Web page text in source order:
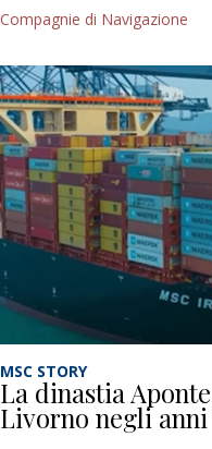
Compagnie di Navigazione
MSC STORY
La dinastia
Livorno negli anni